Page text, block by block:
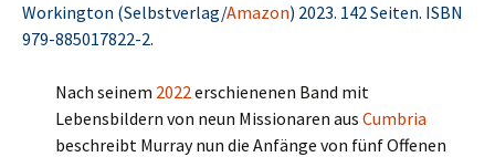
Workington (Selbstverlag/Amazon) 2023. 142 Seiten. ISBN
979-885017822-2.
Nach seinem 2022erschienenen Band mit
Lebensbildern von neun Missionaren aus Cumbria
beschreibt Murray nun die Anfänge von fünf Offenen